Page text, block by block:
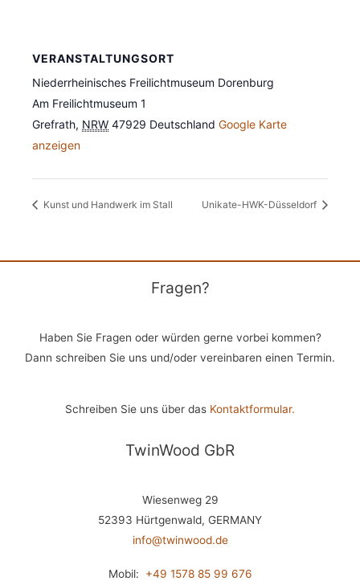
VERANSTALTUNGSORT
Niederrheinisches Freilichtmuseum Dorenburg
Am Freilichtmuseum 1
Grefrath, NRW 47929 Deutschland Google Karte
anzeigen
Kunst und Handwerk im Stall Unikate-HWK-Düsseldorf
Fragen?
Haben Sie Fragen oder würden gerne vorbei kommen?
Dann schreiben Sie uns und/oder vereinbaren einen Termin.
Schreiben Sie uns über das Kontaktformular.
TwinWood GbR
Wiesenweg 29
52393 Hürtgenwald, GERMANY
info@twinwood.de
Mobil: +49 1578 85 99 676